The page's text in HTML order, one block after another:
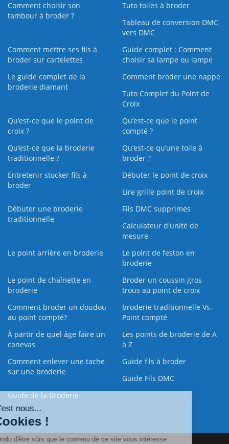
Comment choisir son
tambour à broder ?
Tuto toiles à broder
Tableau de conversion DMC
vers DMC
Comment mettre ses fils à
broder sur cartelettes
Guide complet : Comment
choisir sa lampe ou lampe
Le guide complet de la
broderie diamant
Comment broder une nappe
Tuto Complet du Point de
Croix
Qu’est-ce que le point de
croix ?
Qu’est-ce que le point
compté ?
Qu’est-ce que la broderie
traditionnelle ?
Qu’est‑ce qu’une toile à
broder ?
Entretenir stocker fils à
broder
Débuter le point de croix
Lire grille point de croix
Débuter une broderie
traditionnelle
Fils DMC supprimés
Calculateur d'unité de
mesure
Le point arrière en broderie
Le point de feston en
broderie
Le point de chaînette en
broderie
Broder un coussin gros
trous au point de croix
Comment broder un doudou
au point compté?
broderie traditionnelle Vs.
Point compté
À partir de quel âge faire un
canevas
Les points de broderie de A
à Z
Comment enlever une tache
sur une broderie
Guide fils à broder
Guide Fils DMC
Guide de la Broderie